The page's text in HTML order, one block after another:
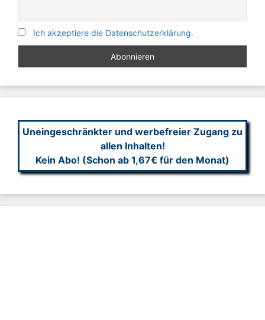
Ich akzeptiere die Datenschutzerklärung.
Uneingeschränkter und werbefreier Zugang zu
allen Inhalten!
Kein Abo! (Schon ab 1,67€ für den Monat)